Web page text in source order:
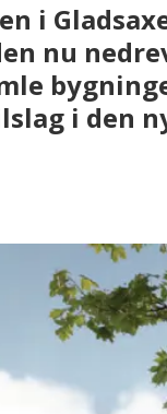
i
nu
i den